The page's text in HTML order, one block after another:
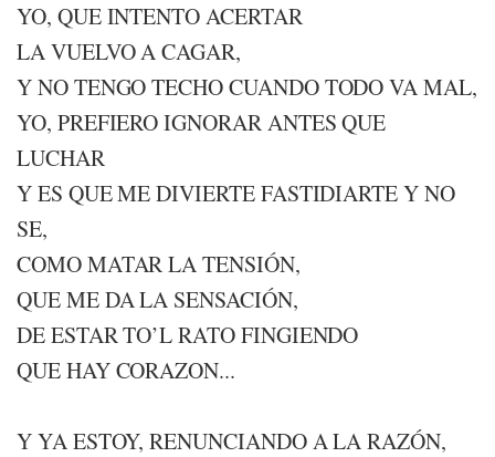
YO, QUE INTENTO ACERTAR
LA VUELVO A CAGAR,
Y NO TENGO TECHO CUANDO TODO VA MAL,
YO, PREFIERO IGNORAR ANTES QUE
LUCHAR
Y ES QUE ME DIVIERTE FASTIDIARTE Y NO
SE,
COMO MATAR LA TENSIÓN,
QUE ME DA LA SENSACIÓN,
DE ESTAR TO’L RATO FINGIENDO
QUE HAY CORAZON...
Y YA ESTOY, RENUNCIANDO A LA RAZÓN,